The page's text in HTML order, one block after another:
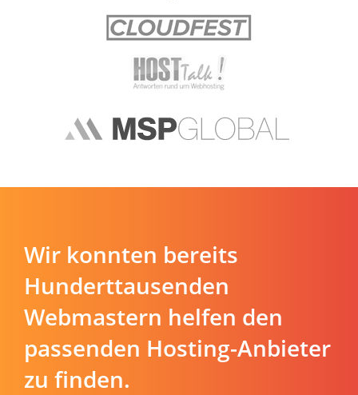
Wir konnten bereits
Hunderttausenden
Webmastern helfen den
passenden Hosting-Anbieter
zu finden.